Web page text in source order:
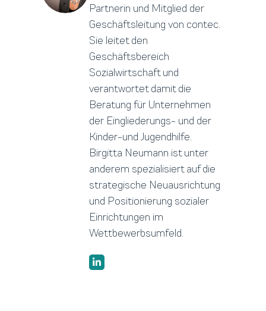
Partnerin und Mitglied der
Geschäftsleitung von contec.
Sie leitet den
Geschäftsbereich
Sozialwirtschaft und
verantwortet damit die
Beratung für Unternehmen
der Eingliederungs- und der
Kinder-und Jugendhilfe.
Birgitta Neumann ist unter
anderem spezialisiert auf die
strategische Neuausrichtung
und Positionierung sozialer
Einrichtungen im
Wettbewerbsumfeld.